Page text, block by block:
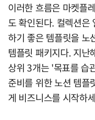
이러한 흐름은 마켓플
도 확인된다. 컬렉션은
하기 좋은 템플릿을 노
템플릿 패키지다. 지난
상위 3개는 '목표를 습
준비를 위한 노션 템
게 비즈니스를 시작하